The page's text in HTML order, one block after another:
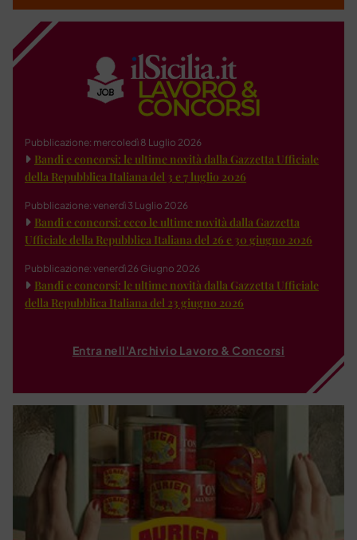
Pubblicazione: mercoledì 8 Luglio 2026
Bandi e concorsi: le ultime novità dalla Gazzetta Ufficiale
della Repubblica Italiana del 3 e 7 luglio 2026
Pubblicazione: venerdì 3 Luglio 2026
Bandi e concorsi: ecco le ultime novità dalla Gazzetta
Ufficiale della Repubblica Italiana del 26 e 30 giugno 2026
Pubblicazione: venerdì 26 Giugno 2026
Bandi e concorsi: le ultime novità dalla Gazzetta Ufficiale
della Repubblica Italiana del 23 giugno 2026
Entra nell'Archivio Lavoro & Concorsi